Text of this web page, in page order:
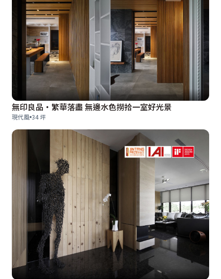
無印良品‧繁華落盡 無邊水色撈拾一室好光景
現代風 34 坪